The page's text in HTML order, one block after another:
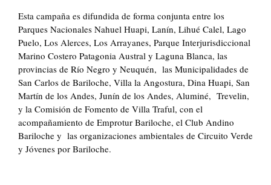
Esta campaña es difundida de forma conjunta entre los
Parques Nacionales Nahuel Huapi, Lanín, Lihué Calel, Lago
Puelo, Los Alerces, Los Arrayanes, Parque Interjurisdiccional
Marino Costero Patagonia Austral y Laguna Blanca, las
provincias de Río Negro y Neuquén, las Municipalidades de
San Carlos de Bariloche, Villa la Angostura, Dina Huapi, San
Martín de los Andes, Junín de los Andes, Aluminé, Trevelin,
y la Comisión de Fomento de Villa Traful, con el
acompañamiento de Emprotur Bariloche, el Club Andino
Bariloche y las organizaciones ambientales de Circuito Verde
y Jóvenes por Bariloche.